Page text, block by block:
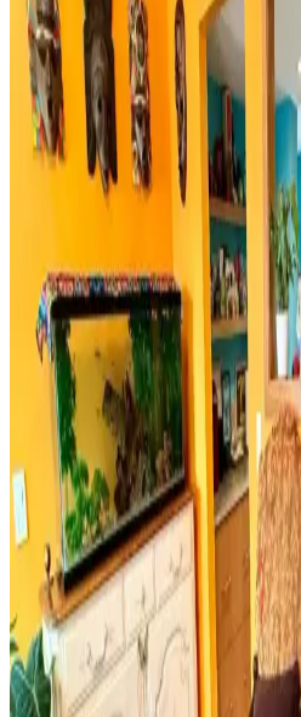
Rattan ayakkabılık, doğal malzeme
görünümüyle modern ve
parçasıdır. Hafifliği ve
Bambu Stor Perdeler
Linadora Modellerinin
Evesen ve Linadora bambu stor
kullanım kolaylığı açısından detaylı
seçeneği belirlemenize yardımcı olur.
Bosch TSM6A011W ve
Öğütücü Karşılaştırması
Bosch TSM6A011W ve Musullu
arasındaki farklar, özellikler ve
seçimi yapmanıza yardımcı olur.
Retro Ahşap Poster
Getirmek Yasaktır ve
İki farklı retro ahşap poster ürününü
getirmek yasaktır yazılı poster ve
kullanım açısından detaylı
soluk getiriyor.
Milwaukee Alüminyum Şerit
Dayanıklı ve Hassas
Milwaukee Alüminyum Şerit Metre 8